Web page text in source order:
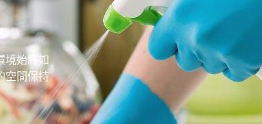
境始終如
空間保持